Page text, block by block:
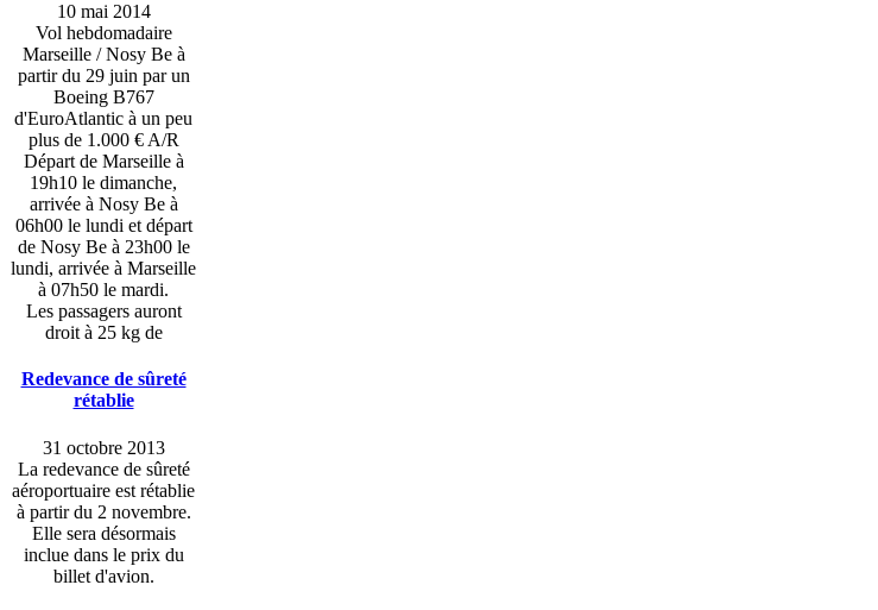
10 mai 2014
Vol hebdomadaire
Marseille / Nosy Be à
partir du 29 juin par un
Boeing B767
d'EuroAtlantic à un peu
plus de 1.000 € A/R
Départ de Marseille à
19h10 le dimanche,
arrivée à Nosy Be à
06h00 le lundi et départ
de Nosy Be à 23h00 le
lundi, arrivée à Marseille
à 07h50 le mardi.
Les passagers auront
droit à 25 kg de
Redevance de sûreté
rétablie
31 octobre 2013
La redevance de sûreté
aéroportuaire est rétablie
à partir du 2 novembre.
Elle sera désormais
inclue dans le prix du
billet d'avion.